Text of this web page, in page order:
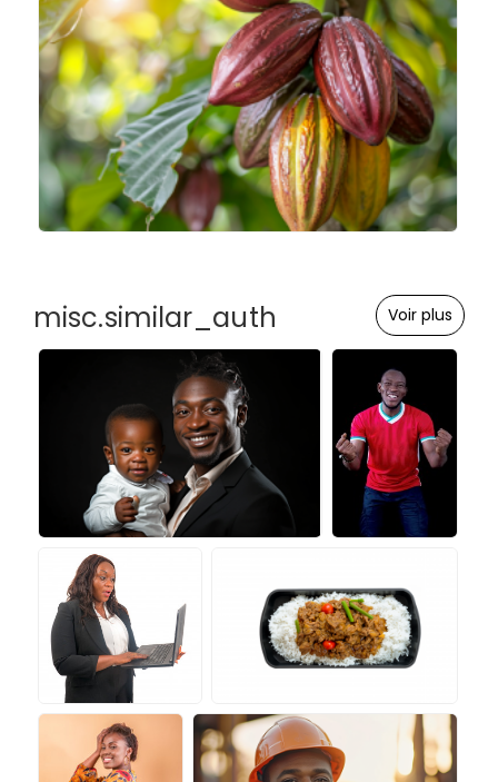
misc.similar_auth Voir plus